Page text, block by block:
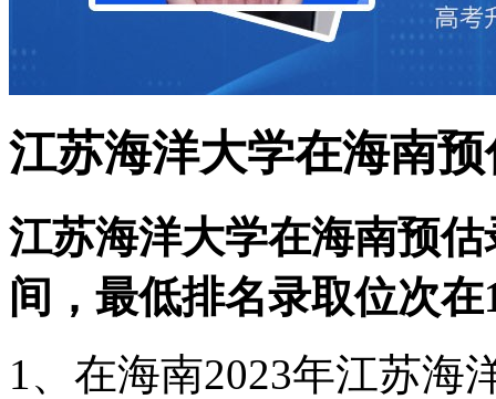
江苏海洋大学在海南
江苏海洋大学在海南预
间，最低排名录取位次
1、在海南2023年江苏海